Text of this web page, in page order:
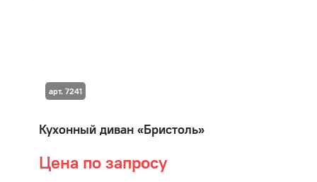
Кухонный диван «Бристоль»
Цена по запросу
арт. 7241